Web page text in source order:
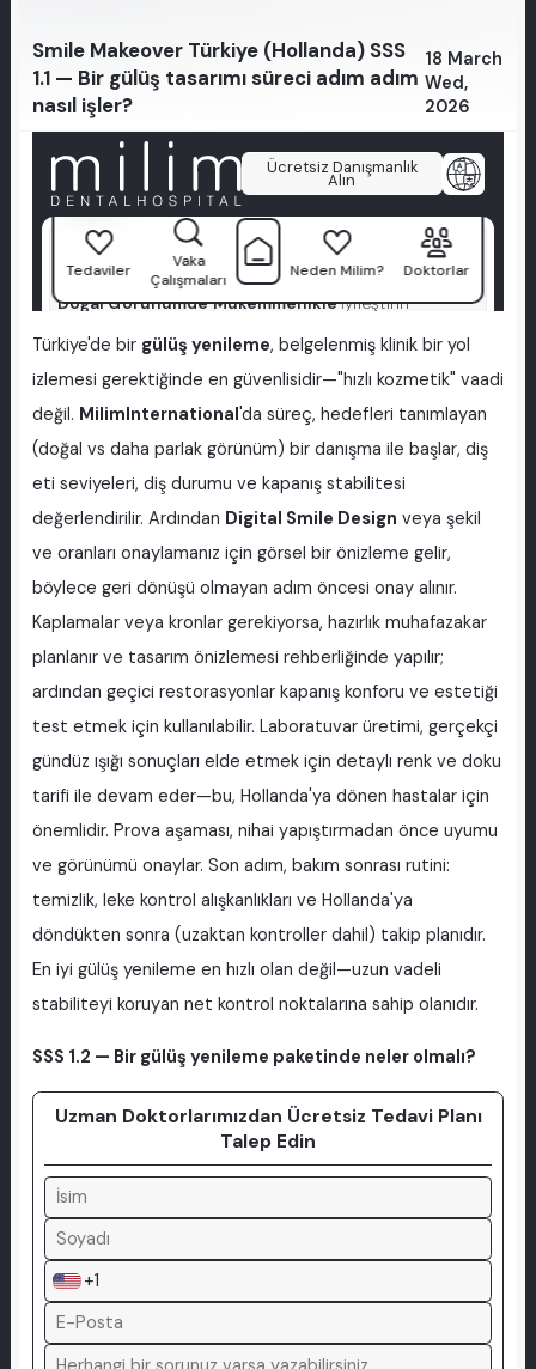
Smile Makeover Türkiye (Hollanda) SSS
1.1 — Bir gülüş tasarımı süreci adım adım
nasıl işler?
18 March
Wed,
2026
Türkiye'de bir gülüş yenileme, belgelenmiş klinik bir yol
izlemesi gerektiğinde en güvenlisidir—"hızlı kozmetik" vaadi
değil. MilimInternational'da süreç, hedefleri tanımlayan
(doğal vs daha parlak görünüm) bir danışma ile başlar, diş
eti seviyeleri, diş durumu ve kapanış stabilitesi
değerlendirilir. Ardından Digital Smile Design veya şekil
ve oranları onaylamanız için görsel bir önizleme gelir,
böylece geri dönüşü olmayan adım öncesi onay alınır.
Kaplamalar veya kronlar gerekiyorsa, hazırlık muhafazakar
planlanır ve tasarım önizlemesi rehberliğinde yapılır;
ardından geçici restorasyonlar kapanış konforu ve estetiği
test etmek için kullanılabilir. Laboratuvar üretimi, gerçekçi
gündüz ışığı sonuçları elde etmek için detaylı renk ve doku
tarifi ile devam eder—bu, Hollanda'ya dönen hastalar için
önemlidir. Prova aşaması, nihai yapıştırmadan önce uyumu
ve görünümü onaylar. Son adım, bakım sonrası rutini:
temizlik, leke kontrol alışkanlıkları ve Hollanda'ya
döndükten sonra (uzaktan kontroller dahil) takip planıdır.
En iyi gülüş yenileme en hızlı olan değil—uzun vadeli
stabiliteyi koruyan net kontrol noktalarına sahip olanıdır.
SSS 1.2 — Bir gülüş yenileme paketinde neler olmalı?
Uzman Doktorlarımızdan Ücretsiz Tedavi Planı
Talep Edin
+1